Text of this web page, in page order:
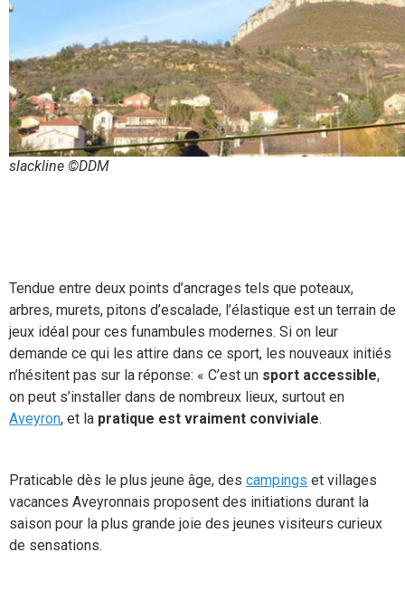
slackline ©DDM
Tendue entre deux points d’ancrages tels que poteaux,
arbres, murets, pitons d’escalade, l’élastique est un terrain de
jeux idéal pour ces funambules modernes. Si on leur
demande ce qui les attire dans ce sport, les nouveaux initiés
n’hésitent pas sur la réponse: « C’est un sport accessible,
on peut s’installer dans de nombreux lieux, surtout en
Aveyron, et la pratique est vraiment conviviale.
Praticable dès le plus jeune âge, des campings et villages
vacances Aveyronnais proposent des initiations durant la
saison pour la plus grande joie des jeunes visiteurs curieux
de sensations.